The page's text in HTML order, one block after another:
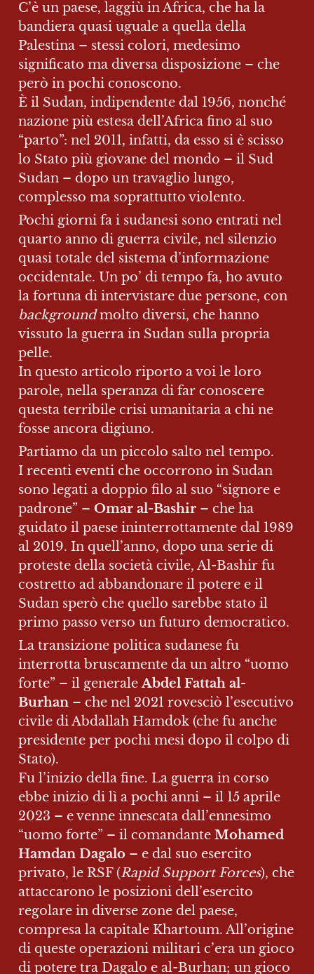
C’è un paese, laggiù in Africa, che ha la
bandiera quasi uguale a quella della
Palestina – stessi colori, medesimo
significato ma diversa disposizione – che
però in pochi conoscono.
È il Sudan, indipendente dal 1956, nonché
nazione più estesa dell’Africa fino al suo
“parto”: nel 2011, infatti, da esso si è scisso
lo Stato più giovane del mondo – il Sud
Sudan – dopo un travaglio lungo,
complesso ma soprattutto violento.
Pochi giorni fa i sudanesi sono entrati nel
quarto anno di guerra civile, nel silenzio
quasi totale del sistema d’informazione
occidentale. Un po’ di tempo fa, ho avuto
background molto diversi, che hanno
vissuto la guerra in Sudan sulla propria
pelle.
In questo articolo riporto a voi le loro
parole, nella speranza di far conoscere
questa terribile crisi umanitaria a chi ne
fosse ancora digiuno.
Partiamo da un piccolo salto nel tempo.
I recenti eventi che occorrono in Sudan
sono legati a doppio filo al suo “signore e
padrone” – Omar al-Bashir – che ha
guidato il paese ininterrottamente dal 1989
al 2019. In quell’anno, dopo una serie di
proteste della società civile, Al-Bashir fu
costretto ad abbandonare il potere e il
Sudan sperò che quello sarebbe stato il
primo passo verso un futuro democratico.
La transizione politica sudanese fu
interrotta bruscamente da un altro “uomo
forte” – il generale Abdel Fattah al-
Burhan – che nel 2021 rovesciò l’esecutivo
civile di Abdallah Hamdok (che fu anche
presidente per pochi mesi dopo il colpo di
Stato).
Fu l’inizio della fine. La guerra in corso
ebbe inizio di lì a pochi anni – il 15 aprile
2023 – e venne innescata dall’ennesimo
“uomo forte” – il comandante Mohamed
Hamdan Dagalo – e dal suo esercito
privato, le RSF (Rapid Support Forces), che
attaccarono le posizioni dell’esercito
regolare in diverse zone del paese,
compresa la capitale Khartoum. All’origine
di queste operazioni militari c’era un gioco
di potere tra Dagalo e al-Burhan; un gioco